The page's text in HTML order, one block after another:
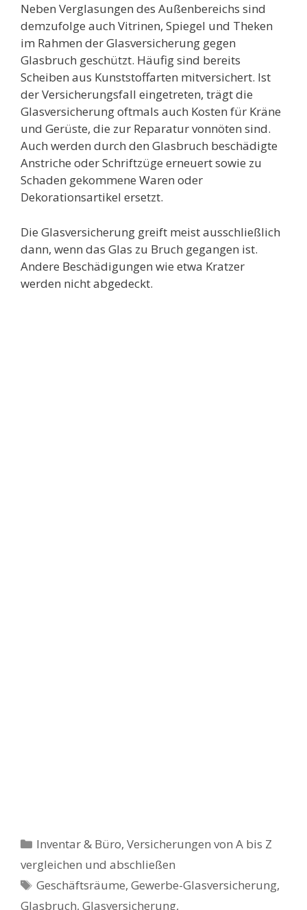
Neben Verglasungen des Außenbereichs sind
demzufolge auch Vitrinen, Spiegel und Theken
im Rahmen der Glasversicherung gegen
Glasbruch geschützt. Häufig sind bereits
Scheiben aus Kunststoffarten mitversichert. Ist
der Versicherungsfall eingetreten, trägt die
Glasversicherung oftmals auch Kosten für Kräne
und Gerüste, die zur Reparatur vonnöten sind.
Auch werden durch den Glasbruch beschädigte
Anstriche oder Schriftzüge erneuert sowie zu
Schaden gekommene Waren oder
Dekorationsartikel ersetzt.
Die Glasversicherung greift meist ausschließlich
dann, wenn das Glas zu Bruch gegangen ist.
Andere Beschädigungen wie etwa Kratzer
werden nicht abgedeckt.
Kategorien
Inventar & Büro,Versicherungen von A bis Z
vergleichen und abschließen
Schlagwörter
Geschäftsräume,Gewerbe-Glasversicherung,
Glasbruch, Glasversicherung,